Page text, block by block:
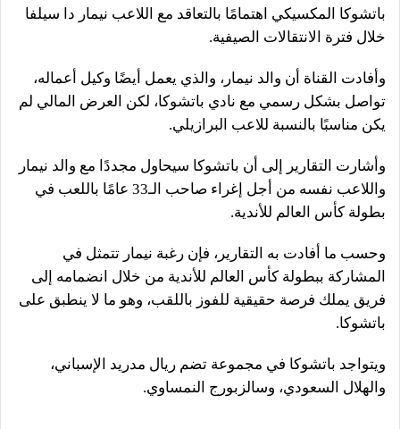
باتشوكا المكسيكي اهتمامًا بالتعاقد مع اللاعب نيمار دا سيلفا
خلال فترة الانتقالات الصيفية.
وأفادت القناة أن والد نيمار، والذي يعمل أيضًا وكيل أعماله،
تواصل بشكل رسمي مع نادي باتشوكا، لكن العرض المالي لم
يكن مناسبًا بالنسبة للاعب البرازيلي.
وأشارت التقارير إلى أن باتشوكا سيحاول مجددًا مع والد نيمار
واللاعب نفسه من أجل إغراء صاحب الـ33 عامًا باللعب في
بطولة كأس العالم للأندية.
وحسب ما أفادت به التقارير، فإن رغبة نيمار تتمثل في
المشاركة ببطولة كأس العالم للأندية من خلال انضمامه إلى
فريق يملك فرصة حقيقية للفوز باللقب، وهو ما لا ينطبق على
باتشوكا.
ويتواجد باتشوكا في مجموعة تضم ريال مدريد الإسباني،
والهلال السعودي، وسالزبورج النمساوي.